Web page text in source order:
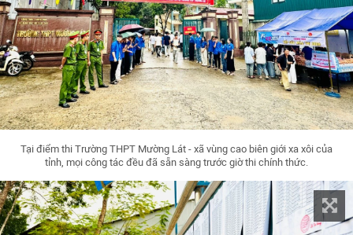
Tại điểm thi Trường THPT Mường Lát - xã vùng cao biên giới xa xôi của
tỉnh, mọi công tác đều đã sẵn sàng trước giờ thi chính thức.